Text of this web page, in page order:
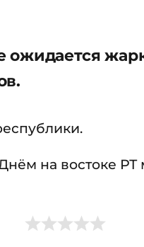
ожидается
на востоке РТ